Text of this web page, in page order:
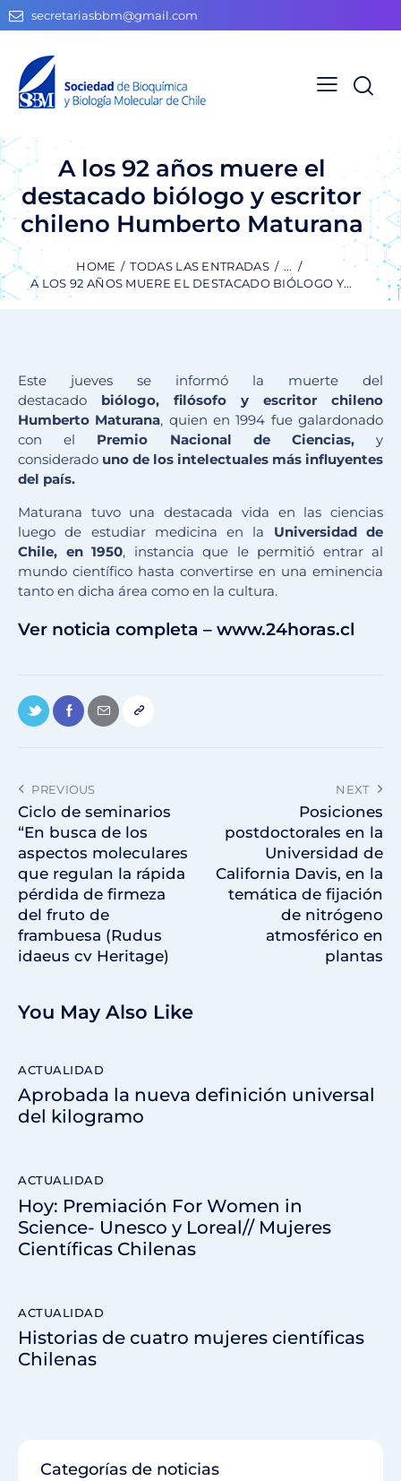
secretariasbbm@gmail.com
A los 92 años muere el
destacado biólogo y escritor
chileno Humberto Maturana
HOME TODAS LAS ENTRADAS
...
A LOS 92 AÑOS MUERE EL DESTACADO BIÓLOGO Y...
Este jueves se informó la muerte del
destacado biólogo, filósofo y escritor chileno
Humberto Maturana, quien en 1994 fue galardonado
con el Premio Nacional de Ciencias,y
considerado uno de los intelectuales más influyentes
del país.
Maturana tuvo una destacada vida en las ciencias
luego de estudiar medicina en la Universidad de
Chile, en 1950, instancia que le permitió entrar al
mundo científico hasta convertirse en una eminencia
tanto en dicha área como en la cultura.
Ver noticia completa – www.24horas.cl
PREVIOUS
Ciclo de seminarios
“En busca de los
aspectos moleculares
que regulan la rápida
pérdida de firmeza
del fruto de
frambuesa (Rudus
idaeus cv Heritage)
NEXT
Posiciones
postdoctorales en la
Universidad de
California Davis, en la
temática de fijación
de nitrógeno
atmosférico en
plantas
You May Also Like
ACTUALIDAD
Aprobada la nueva definición universal
del kilogramo
ACTUALIDAD
Hoy: Premiación For Women in
Science- Unesco y Loreal// Mujeres
Científicas Chilenas
ACTUALIDAD
Historias de cuatro mujeres científicas
Chilenas
Categorías de noticias